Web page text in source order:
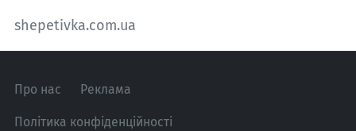
shepetivka.com.ua
Про нас Реклама
Політика конфіденційності